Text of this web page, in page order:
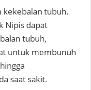
kekebalan tubuh.
Nipis dapat
tubuh,
untuk membunuh
saat sakit.